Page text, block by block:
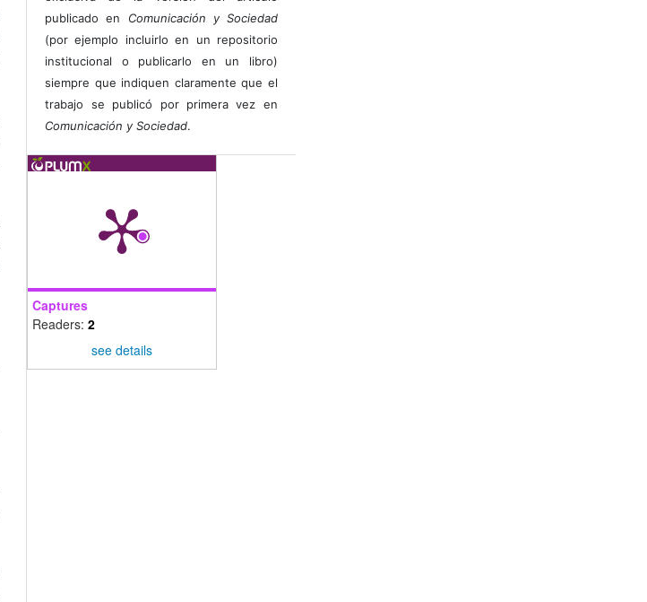
publicado en Comunicación y Sociedad
(por ejemplo incluirlo en un repositorio
institucional o publicarlo en un libro)
siempre que indiquen claramente que el
trabajo se publicó por primera vez en
Comunicación y Sociedad.
Captures
Readers: 2
see details